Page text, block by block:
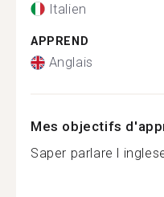
Italien
APPREND
Anglais
Mes objectifs
Saper parlare l